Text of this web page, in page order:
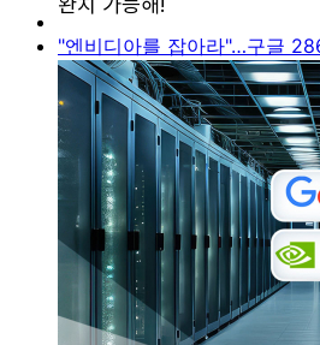
"엔비디아를 잡아라"…구글